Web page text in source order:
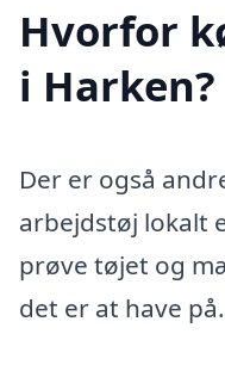
Hvorfor
i Harken?
Der er også
arbejdstøj lokalt
prøve tøjet og
det er at have på.